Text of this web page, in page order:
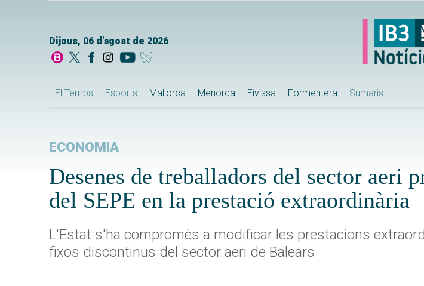
Dijous, 06 d'agost de 2026
El Temps Esports Mallorca Menorca Eivissa Formentera Sumaris
ECONOMIA
Desenes de treballadors del sector aeri
del SEPE en la prestació extraordinària
L'Estat s'ha compromès a modificar les prestacions
fixos discontinus del sector aeri de Balears